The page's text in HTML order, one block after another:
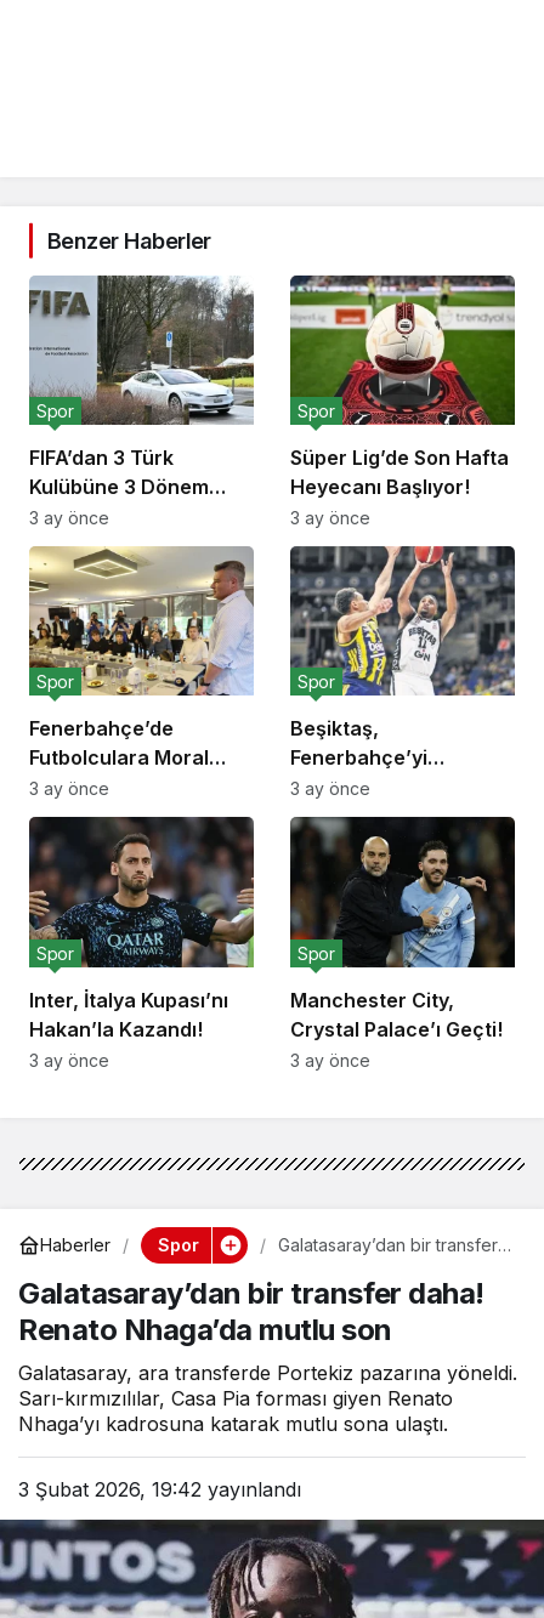
Benzer Haberler
FIFA’dan 3 Türk
Kulübüne 3 Dönem
Transfer Yasağı!
Spor
3 ay önce
Süper Lig’de Son Hafta
Heyecanı Başlıyor!
Spor
3 ay önce
Fenerbahçe’de
Futbolculara Moral
Yemeği!
Spor
3 ay önce
Beşiktaş,
Fenerbahçe’yi
Deplasmanda Yendi!
Spor
3 ay önce
Inter, İtalya Kupası’nı
Hakan’la Kazandı!
Spor
3 ay önce
Manchester City,
Crystal Palace’ı Geçti!
Spor
3 ay önce
Haberler Spor
Galatasaray’dan bir transfer
son
Galatasaray’dan bir transfer daha!
Renato Nhaga’da mutlu son
Galatasaray, ara transferde Portekiz pazarına yöneldi.
Sarı-kırmızılılar, Casa Pia forması giyen Renato
Nhaga’yı kadrosuna katarak mutlu sona ulaştı.
3 Şubat 2026, 19:42 yayınlandı